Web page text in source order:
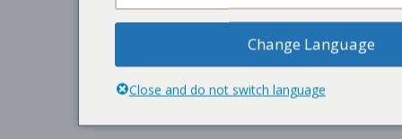
Change Language
Close and do not switch language